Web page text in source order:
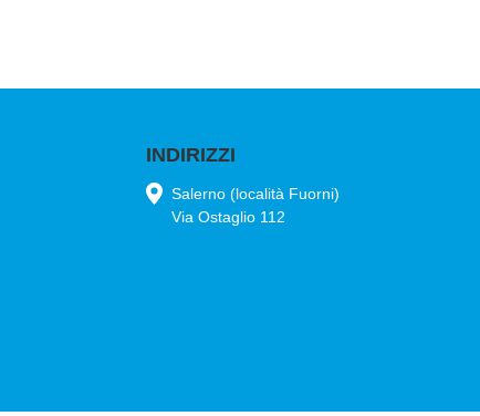
INDIRIZZI
Salerno (località Fuorni)
Via Ostaglio 112